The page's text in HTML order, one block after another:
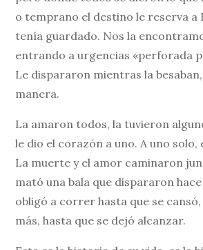
o temprano el destino le reserva a
tenía guardado. Nos la
entrando a urgencias «perforada
Le dispararon mientras la
manera.
La amaron todos, la tuvieron
le dio el corazón a uno. A uno solo,
La muerte y el amor caminaron
mató una bala que dispararon
obligó a correr hasta que se
más, hasta que se dejó alcanzar.